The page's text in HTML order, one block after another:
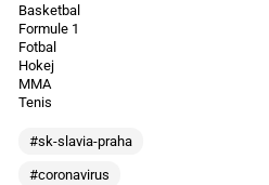
Basketbal
Formule 1
Fotbal
Hokej
MMA
Tenis
#sk-slavia-praha
#coronavirus